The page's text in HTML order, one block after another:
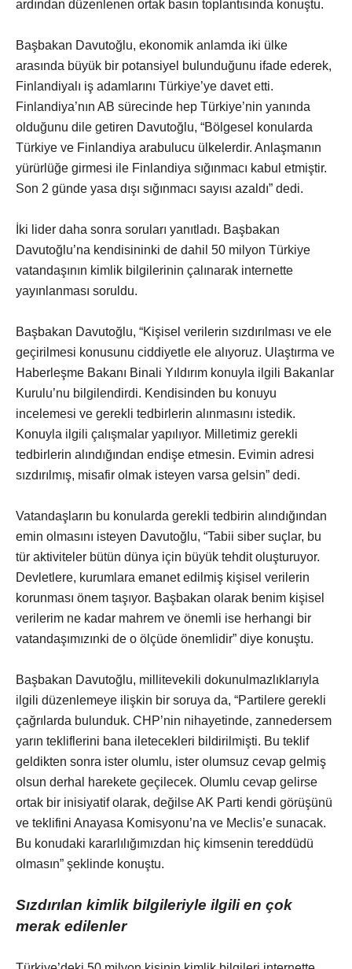
ardından düzenlenen ortak basın toplantısında konuştu.
Başbakan Davutoğlu, ekonomik anlamda iki ülke
arasında büyük bir potansiyel bulunduğunu ifade ederek,
Finlandiyalı iş adamlarını Türkiye’ye davet etti.
Finlandiya’nın AB sürecinde hep Türkiye’nin yanında
olduğunu dile getiren Davutoğlu, “Bölgesel konularda
Türkiye ve Finlandiya arabulucu ülkelerdir. Anlaşmanın
yürürlüğe girmesi ile Finlandiya sığınmacı kabul etmiştir.
Son 2 günde yasa dışı sığınmacı sayısı azaldı” dedi.
İki lider daha sonra soruları yanıtladı. Başbakan
Davutoğlu’na kendisininki de dahil 50 milyon Türkiye
vatandaşının kimlik bilgilerinin çalınarak internette
yayınlanması soruldu.
Başbakan Davutoğlu, “Kişisel verilerin sızdırılması ve ele
geçirilmesi konusunu ciddiyetle ele alıyoruz. Ulaştırma ve
Haberleşme Bakanı Binali Yıldırım konuyla ilgili Bakanlar
Kurulu’nu bilgilendirdi. Kendisinden bu konuyu
incelemesi ve gerekli tedbirlerin alınmasını istedik.
Konuyla ilgili çalışmalar yapılıyor. Milletimiz gerekli
tedbirlerin alındığından endişe etmesin. Evimin adresi
sızdırılmış, misafir olmak isteyen varsa gelsin” dedi.
Vatandaşların bu konularda gerekli tedbirin alındığından
emin olmasını isteyen Davutoğlu, “Tabii siber suçlar, bu
tür aktiviteler bütün dünya için büyük tehdit oluşturuyor.
Devletlere, kurumlara emanet edilmiş kişisel verilerin
korunması önem taşıyor. Başbakan olarak benim kişisel
verilerim ne kadar mahrem ve önemli ise herhangi bir
vatandaşımızınki de o ölçüde önemlidir” diye konuştu.
Başbakan Davutoğlu, millitevekili dokunulmazlıklarıyla
ilgili düzenlemeye ilişkin bir soruya da, “Partilere gerekli
çağrılarda bulunduk. CHP’nin nihayetinde, zannedersem
yarın tekliflerini bana iletecekleri bildirilmişti. Bu teklif
geldikten sonra ister olumlu, ister olumsuz cevap gelmiş
olsun derhal harekete geçilecek. Olumlu cevap gelirse
ortak bir inisiyatif olarak, değilse AK Parti kendi görüşünü
ve teklifini Anayasa Komisyonu’na ve Meclis’e sunacak.
Bu konudaki kararlılığımızdan hiç kimsenin tereddüdü
olmasın” şeklinde konuştu.
Sızdırılan kimlik bilgileriyle ilgili en çok
merak edilenler